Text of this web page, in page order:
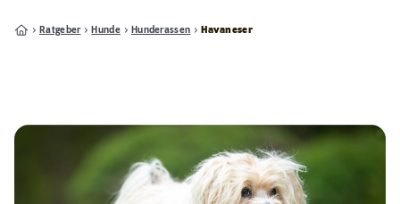
Ratgeber Hunde Hunderassen Havaneser